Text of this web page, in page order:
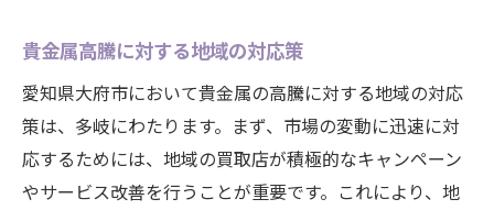
貴金属高騰に対する地域の対応策
愛知県大府市において貴金属の高騰に対する地域の対応
策は、多岐にわたります。まず、市場の変動に迅速に対
応するためには、地域の買取店が積極的なキャンペーン
やサービス改善を行うことが重要です。これにより、地